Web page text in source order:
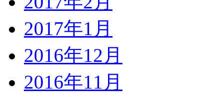
2017年1月
2016年12月
2016年11月